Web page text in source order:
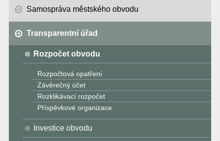
Samospráva městského obvodu
Transparentní úřad
Rozpočet obvodu
Rozpočtová opatření
Závěrečný účet
Rozklikávací rozpočet
Příspěvkové organizace
Investice obvodu